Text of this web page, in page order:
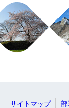
サイトマップ 部